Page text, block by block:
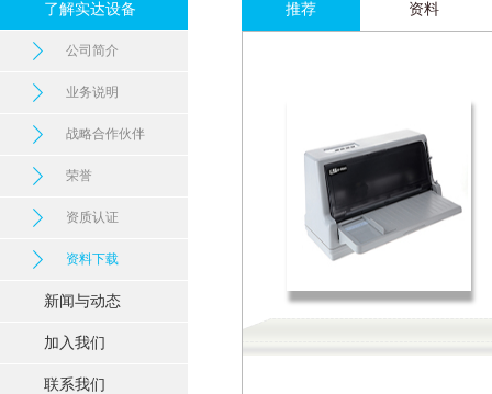
了解实达设备
公司简介
业务说明
战略合作伙伴
荣誉
资质认证
资料下载
新闻与动态
加入我们
联系我们
推荐 资料